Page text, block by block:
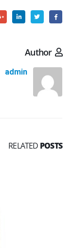
Author
admin
RELATED POSTS